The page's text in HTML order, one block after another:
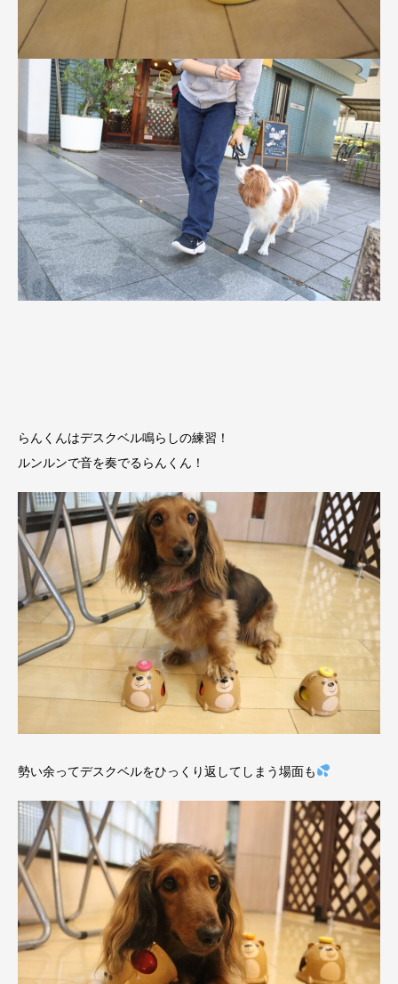
らんくんはデスクベル鳴らしの練習！
ルンルンで音を奏でるらんくん！
勢い余ってデスクベルをひっくり返してしまう場面も